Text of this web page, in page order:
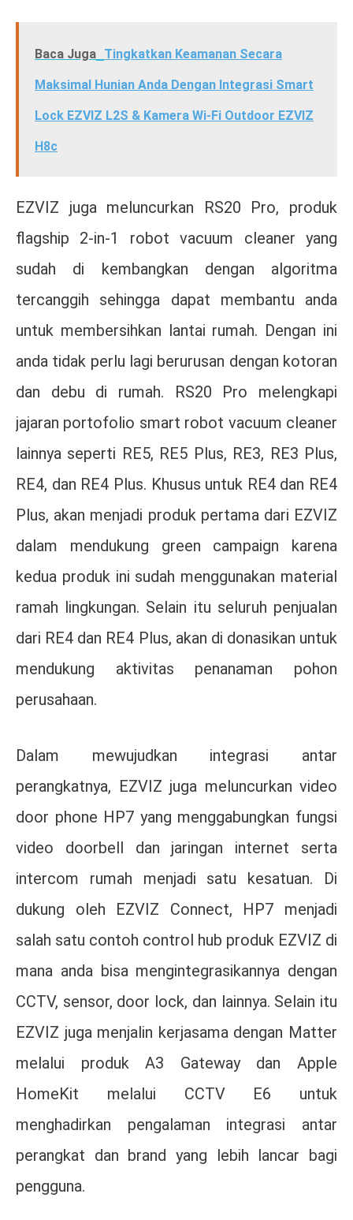
Baca Juga Tingkatkan Keamanan Secara
Maksimal Hunian Anda Dengan Integrasi Smart
Lock EZVIZ L2S & Kamera Wi-Fi Outdoor EZVIZ
H8c
EZVIZ juga meluncurkan RS20 Pro, produk
flagship 2-in-1 robot vacuum cleaner yang
sudah di kembangkan dengan algoritma
tercanggih sehingga dapat membantu anda
untuk membersihkan lantai rumah. Dengan ini
anda tidak perlu lagi berurusan dengan kotoran
dan debu di rumah. RS20 Pro melengkapi
jajaran portofolio smart robot vacuum cleaner
lainnya seperti RE5, RE5 Plus, RE3, RE3 Plus,
RE4, dan RE4 Plus. Khusus untuk RE4 dan RE4
Plus, akan menjadi produk pertama dari EZVIZ
dalam mendukung green campaign karena
kedua produk ini sudah menggunakan material
ramah lingkungan. Selain itu seluruh penjualan
dari RE4 dan RE4 Plus, akan di donasikan untuk
mendukung aktivitas penanaman pohon
perusahaan.
Dalam mewujudkan integrasi antar
perangkatnya, EZVIZ juga meluncurkan video
door phone HP7 yang menggabungkan fungsi
video doorbell dan jaringan internet serta
intercom rumah menjadi satu kesatuan. Di
dukung oleh EZVIZ Connect, HP7 menjadi
salah satu contoh control hub produk EZVIZ di
mana anda bisa mengintegrasikannya dengan
CCTV, sensor, door lock, dan lainnya. Selain itu
EZVIZ juga menjalin kerjasama dengan Matter
melalui produk A3 Gateway dan Apple
HomeKit melalui CCTV E6 untuk
menghadirkan pengalaman integrasi antar
perangkat dan brand yang lebih lancar bagi
pengguna.